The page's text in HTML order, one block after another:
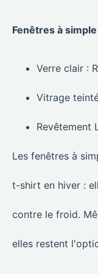
Fenêtres à
Verre clair :
Vitrage teinté
Revêtement
Les fenêtres à
t-shirt en hiver :
contre le froid.
elles restent